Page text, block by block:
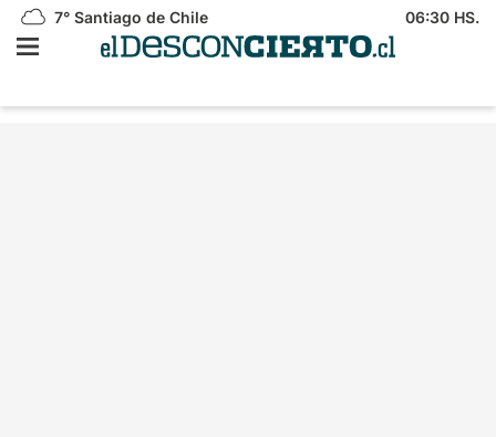
7° Santiago de Chile 06:30 HS.